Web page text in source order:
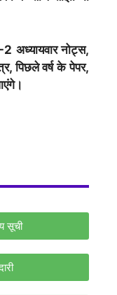
अध्यायवार नोट्स,
पिछले वर्ष के पेपर,
सूची